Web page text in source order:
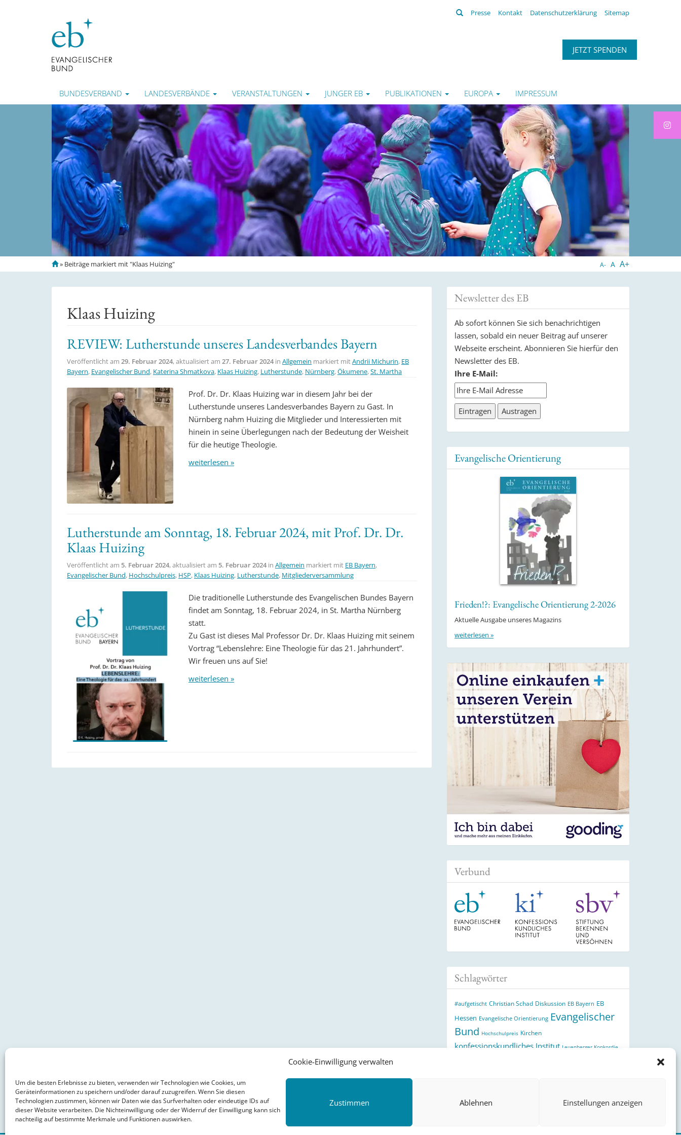
Cookie-Einwilligung verwalten
Um die besten Erlebnisse zu bieten, verwenden wir Technologien wie Cookies, um
Geräteinformationen zu speichern und/oder darauf zuzugreifen. Wenn Sie diesen
Technologien zustimmen, können wir Daten wie das Surfverhalten oder eindeutige IDs auf
dieser Website verarbeiten. Die Nichteinwilligung oder der Widerruf der Einwilligung kann sich
nachteilig auf bestimmte Merkmale und Funktionen auswirken.
Zustimmen Ablehnen Einstellungen anzeigen
Suchen
Presse Kontakt Datenschutzerklärung Sitemap
JETZT SPENDEN
BUNDESVERBAND LANDESVERBÄNDE VERANSTALTUNGEN JUNGER EB PUBLIKATIONEN EUROPA IMPRESSUM
S
t
» Beiträge markiert mit "Klaas Huizing" A- A A+
Klaas Huizing
REVIEW: Lutherstunde unseres Landesverbandes Bayern
Veröffentlicht am 29. Februar 2024, aktualisiert am 27. Februar 2024 in Allgemein markiert mitAndrii Michurin, EB
Bayern, Evangelischer Bund, Katerina Shmatkova, Klaas Huizing, Lutherstunde, Nürnberg,Ökumene,St. Martha
Prof. Dr. Dr. Klaas Huizing war in diesem Jahr bei der
Lutherstunde unseres Landesverbandes Bayern zu Gast. In
Nürnberg nahm Huizing die Mitglieder und Interessierten mit
hinein in seine Überlegungen nach der Bedeutung der Weisheit
für die heutige Theologie.
weiterlesen »
Lutherstunde am Sonntag, 18. Februar 2024, mit Prof. Dr. Dr.
Klaas Huizing
Veröffentlicht am 5. Februar 2024, aktualisiert am 5. Februar 2024 in Allgemein markiert mit EB Bayern,
Evangelischer Bund, Hochschulpreis, HSP, Klaas Huizing, Lutherstunde, Mitgliederversammlung
Die traditionelle Lutherstunde des Evangelischen Bundes Bayern
findet am Sonntag, 18. Februar 2024, in St. Martha Nürnberg
statt.
Zu Gast ist dieses Mal Professor Dr. Dr. Klaas Huizing mit seinem
Vortrag “Lebenslehre: Eine Theologie für das 21. Jahrhundert”.
Wir freuen uns auf Sie!
weiterlesen »
Newsletter des EB
Ab sofort können Sie sich benachrichtigen
lassen, sobald ein neuer Beitrag auf unserer
Webseite erscheint. Abonnieren Sie hierfür den
Newsletter des EB.
Ihre E-Mail:
Evangelische Orientierung
Frieden!?: Evangelische Orientierung 2-2026
Aktuelle Ausgabe unseres Magazins
weiterlesen »
Verbund
Schlagwörter
#aufgetischt Christian Schad Diskussion EB Bayern EB
Hessen Evangelische Orientierung Evangelischer
Bund Hochschulpreis Kirchen
konfessionskundliches Institut Leuenberger Konkordie